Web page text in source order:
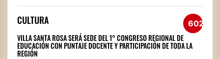
CULTURA 602
VILLA SANTA ROSA SERÁ SEDE DEL 1° CONGRESO REGIONAL DE
EDUCACIÓN CON PUNTAJE DOCENTE Y PARTICIPACIÓN DE TODA LA
REGIÓN